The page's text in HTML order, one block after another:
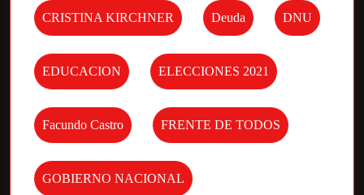
CRISTINA KIRCHNER Deuda DNU
EDUCACION ELECCIONES 2021
Facundo Castro FRENTE DE TODOS
GOBIERNO NACIONAL